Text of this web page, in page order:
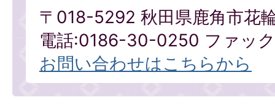
〒018-5292 秋田県鹿角市花
電話:0186-30-0250 ファッ
お問い合わせはこちらから